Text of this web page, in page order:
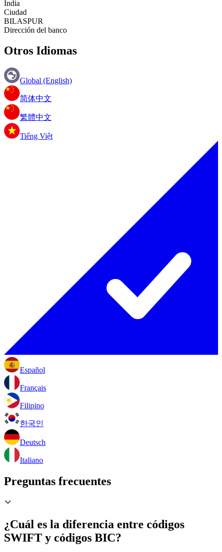
India
Ciudad
BILASPUR
Dirección del banco
Otros Idiomas
Global (English)
简体中文
繁體中文
Tiếng Việt
Español
Français
Filipino
한국인
Deutsch
Italiano
Preguntas frecuentes
¿Cuál es la diferencia entre códigos
SWIFT y códigos BIC?